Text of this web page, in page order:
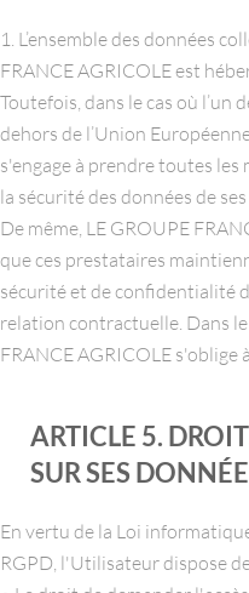
1. L’ensemble des données
FRANCE AGRICOLE est
Toutefois, dans le cas où l’un
dehors de l’Union
s'engage à prendre toutes les
la sécurité des données de
De même, LE GROUPE
que ces prestataires
sécurité et de confidentialité
relation contractuelle. Dans
FRANCE AGRICOLE
ARTICLE 5.
SUR SES
En vertu de la Loi
RGPD, l'Utilisateur dispose